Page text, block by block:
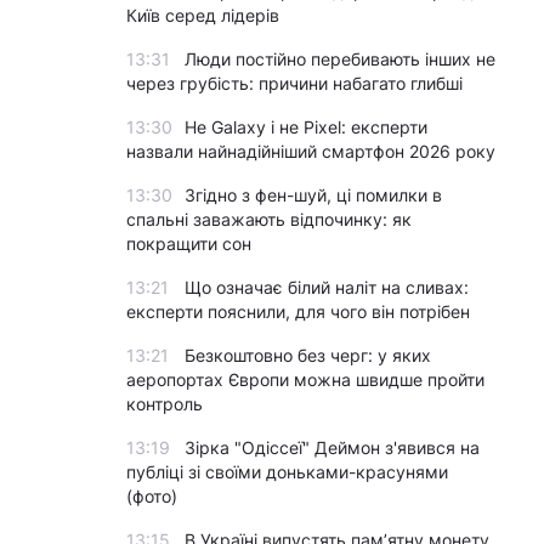
Київ серед лідерів
13:31
Люди постійно перебивають інших не
через грубість: причини набагато глибші
13:30
Не Galaxy і не Pixel: експерти
назвали найнадійніший смартфон 2026 року
13:30
Згідно з фен-шуй, ці помилки в
спальні заважають відпочинку: як
покращити сон
13:21
Що означає білий наліт на сливах:
експерти пояснили, для чого він потрібен
13:21
Безкоштовно без черг: у яких
аеропортах Європи можна швидше пройти
контроль
13:19
Зірка "Одіссеї" Деймон з'явився на
публіці зі своїми доньками-красунями
(фото)
13:15 В Україні випустять пам’ятну монету